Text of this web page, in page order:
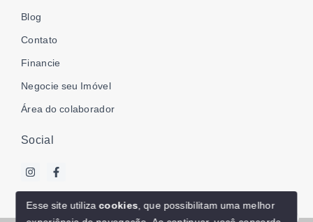
Blog
Contato
Financie
Negocie seu Imóvel
Área do colaborador
Social
Esse site utilizacookies , que possibilitam uma melhor